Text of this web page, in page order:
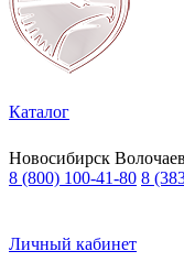
Каталог
Новосибирск
8 (800) 100-41-80 8
Личный кабинет